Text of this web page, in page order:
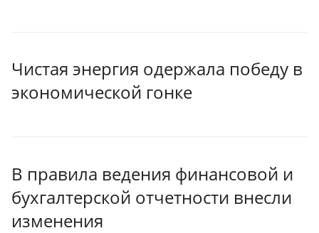
Чистая энергия одержала победу в
экономической гонке
В правила ведения финансовой и
бухгалтерской отчетности внесли
изменения